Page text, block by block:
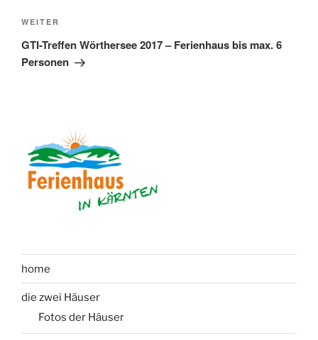
Nächster
Beitrag
WEITER
GTI-Treffen Wörthersee 2017 – Ferienhaus bis max. 6
Personen
home
die zwei Häuser
Fotos der Häuser